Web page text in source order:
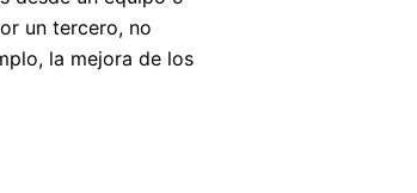
un tercero, no
la mejora de los